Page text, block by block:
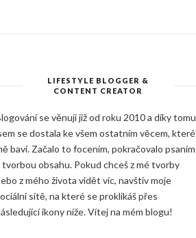
LIFESTYLE BLOGGER &
CONTENT CREATOR
se věnuji již od roku 2010 a díky tomu
se dostala ke všem ostatním věcem, které
baví. Začalo to focením, pokračovalo psaním
tvorbou obsahu. Pokud chceš z mé tvorby
z mého života vidět víc, navštiv moje
sítě, na které se proklikáš přes
ikony níže. Vítej na mém blogu!